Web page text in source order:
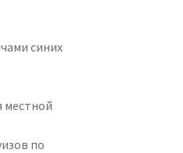
синих
местной
по